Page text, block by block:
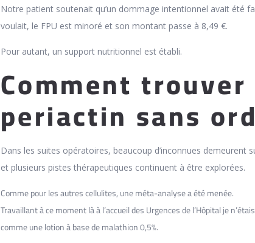
Notre patient soutenait qu’un dommage intentionnel avait été
voulait, le FPU est minoré et son montant passe à 8,49 €.
Pour autant, un support nutritionnel est établi.
Comment trouver
periactin sans
Dans les suites opératoires, beaucoup d’inconnues demeurent
et plusieurs pistes thérapeutiques continuent à être explorées.
Comme pour les autres cellulites, une méta-analyse a été menée.
Travaillant à ce moment là à l’accueil des Urgences de l’Hôpital je
comme une lotion à base de malathion 0,5%.